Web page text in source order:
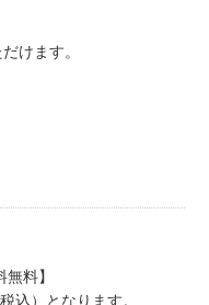
けます。
料】
込）となります。